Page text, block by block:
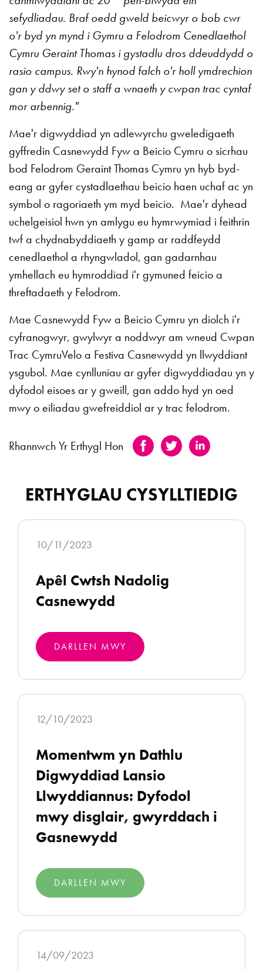
sefydliadau. Braf oedd gweld beicwyr o bob cwr
o'r byd yn mynd i Gymru a Felodrom Cenedlaethol
Cymru Geraint Thomas i gystadlu dros ddeuddydd o
rasio campus. Rwy'n hynod falch o'r holl ymdrechion
gan y ddwy set o staff a wnaeth y cwpan trac cyntaf
mor arbennig."
Mae'r digwyddiad yn adlewyrchu gweledigaeth
gyffredin Casnewydd Fyw a Beicio Cymru o sicrhau
bod Felodrom Geraint Thomas Cymru yn hyb byd-
eang ar gyfer cystadlaethau beicio haen uchaf ac yn
symbol o ragoriaeth ym myd beicio. Mae'r dyhead
uchelgeisiol hwn yn amlygu eu hymrwymiad i feithrin
twf a chydnabyddiaeth y gamp ar raddfeydd
cenedlaethol a rhyngwladol, gan gadarnhau
ymhellach eu hymroddiad i'r gymuned feicio a
threftadaeth y Felodrom.
Mae Casnewydd Fyw a Beicio Cymru yn diolch i'r
cyfranogwyr, gwylwyr a noddwyr am wneud Cwpan
Trac CymruVelo a Festiva Casnewydd yn llwyddiant
ysgubol. Mae cynlluniau ar gyfer digwyddiadau yn y
dyfodol eisoes ar y gweill, gan addo hyd yn oed
mwy o eiliadau gwefreiddiol ar y trac felodrom.
Rhannwch Yr Erthygl Hon
ERTHYGLAU CYSYLLTIEDIG
10/11/2023
Apêl Cwtsh Nadolig
Casnewydd
DARLLEN MWY
12/10/2023
Momentwm yn Dathlu
Digwyddiad Lansio
Llwyddiannus: Dyfodol
mwy disglair, gwyrddach i
Gasnewydd
DARLLEN MWY
14/09/2023